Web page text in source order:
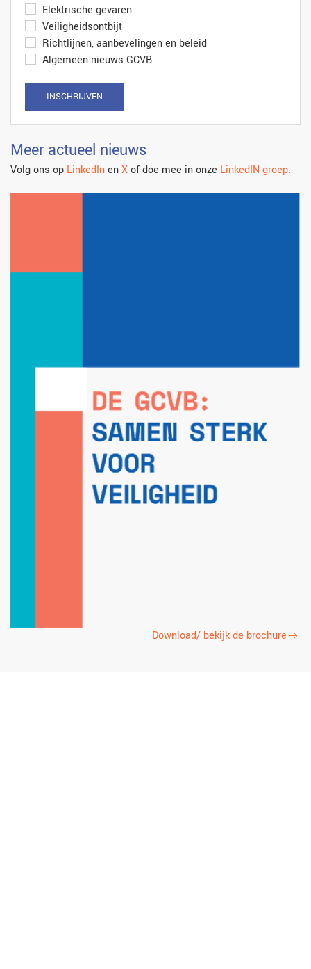
Elektrische gevaren
Veiligheidsontbijt
Richtlijnen, aanbevelingen en beleid
Algemeen nieuws GCVB
INSCHRIJVEN
Meer actueel nieuws
Volg ons op LinkedInenXof doe mee in onze LinkedIN groep.
Download/ bekijk de brochure